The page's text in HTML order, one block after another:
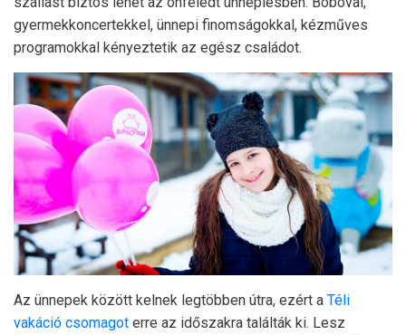
gyermekkoncertekkel, ünnepi finomságokkal, kézműves
programokkal kényeztetik az egész családot.
Az ünnepek között kelnek legtöbben útra, ezért a Téli
vakáció csomagot erre az időszakra találták ki. Lesz